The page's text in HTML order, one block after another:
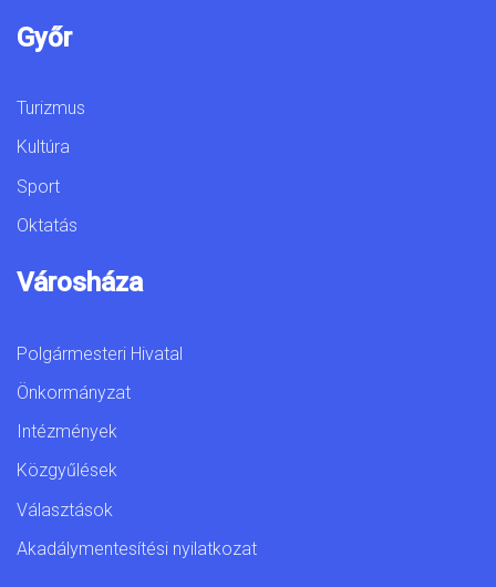
Győr
Turizmus
Kultúra
Sport
Oktatás
Városháza
Polgármesteri Hivatal
Önkormányzat
Intézmények
Közgyűlések
Választások
Akadálymentesítési nyilatkozat